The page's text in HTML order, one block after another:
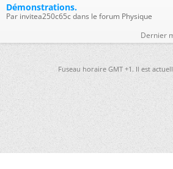
Démonstrations.
Par invitea250c65c dans le forum Physique
Dernier
Fuseau horaire GMT +1. Il est